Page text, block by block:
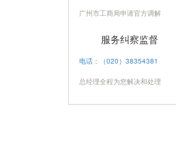
广州市工商局申请官方调解
服务纠察监督
电话：（020）38354381
总经理全程为您解决和处理